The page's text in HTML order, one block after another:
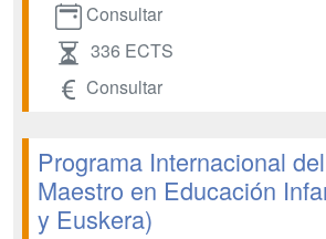
Consultar
336 ECTS
Consultar
Programa Internacional
Maestro en Educación
y Euskera)